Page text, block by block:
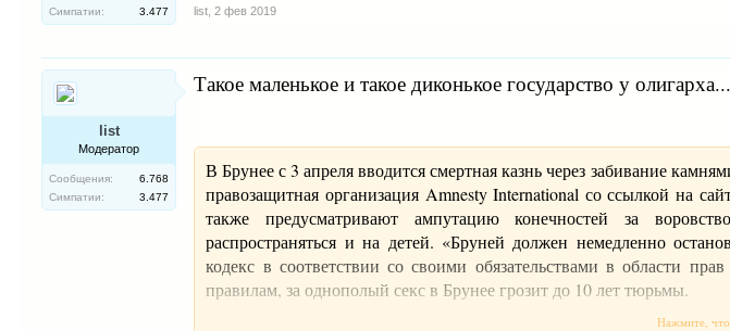
Симпатии:
3.477 list 2 фев 2019
list
Модератор
Сообщения:
6.768
Симпатии:
3.477
Такое маленькое и такое диконькое государство у олигарха...
В Брунее с 3 апреля вводится смертная казнь через забивание
правозащитная организация Amnesty International со ссылкой на
также предусматривают ампутацию конечностей за
распространяться и на детей. «Бруней должен немедленно
кодекс в соответствии со своими обязательствами в области
правилам, за однополый секс в Брунее грозит до 10 лет тюрьмы.
Нажмите,